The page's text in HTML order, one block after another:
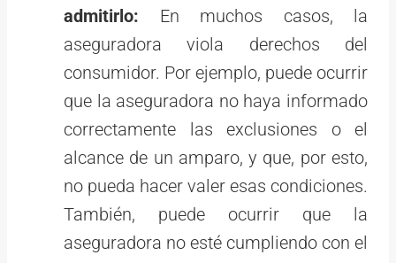
admitirlo: En muchos casos, la
aseguradora viola derechos del
consumidor. Por ejemplo, puede ocurrir
que la aseguradora no haya informado
correctamente las exclusiones o el
alcance de un amparo, y que, por esto,
no pueda hacer valer esas condiciones.
También, puede ocurrir que la
aseguradora no esté cumpliendo con el